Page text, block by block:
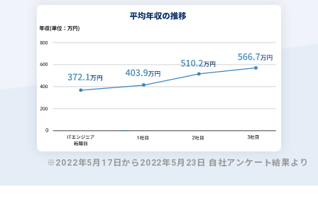
※2022年5月17日から2022年5月23日 自社アンケート結果より